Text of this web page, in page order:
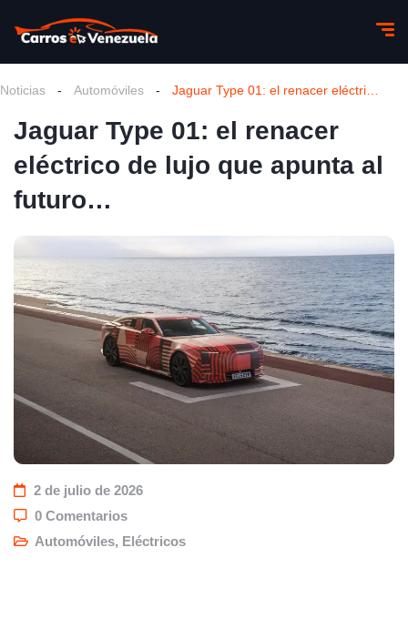
Noticias - Automóviles -
Jaguar Type 01: el renacer
eléctrico de lujo que apunta al
futuro…
2 de julio de 2026
0 Comentarios
Automóviles, Eléctricos